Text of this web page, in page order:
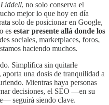
, no solo conserva el
mejor lo que hoy en día
solo de posicionar en Google,
es estar presente allá donde los
sociales, marketplaces, foros,
haciendo muchos.
Simplifica sin quitarle
una dosis de tranquilidad a
Mientras haya personas
decisiones, el SEO —en su
seguirá siendo clave.